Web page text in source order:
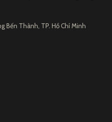
Bến Thành, TP. Hồ Chí Minh